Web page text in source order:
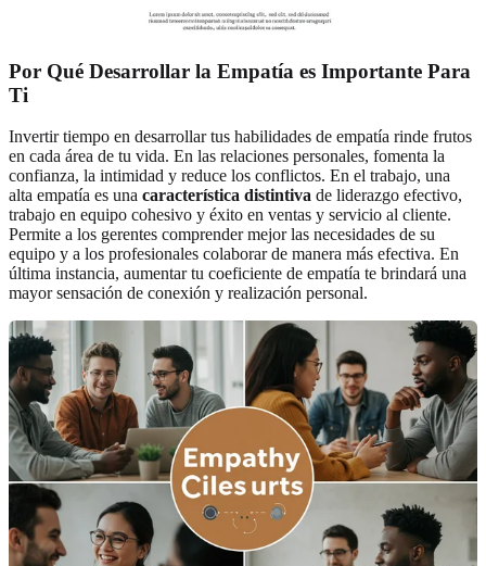
Por Qué Desarrollar la Empatía es Importante Para
Ti
Invertir tiempo en desarrollar tus habilidades de empatía rinde frutos
en cada área de tu vida. En las relaciones personales, fomenta la
confianza, la intimidad y reduce los conflictos. En el trabajo, una
alta empatía es una característica distintiva de liderazgo efectivo,
trabajo en equipo cohesivo y éxito en ventas y servicio al cliente.
Permite a los gerentes comprender mejor las necesidades de su
equipo y a los profesionales colaborar de manera más efectiva. En
última instancia, aumentar tu coeficiente de empatía te brindará una
mayor sensación de conexión y realización personal.